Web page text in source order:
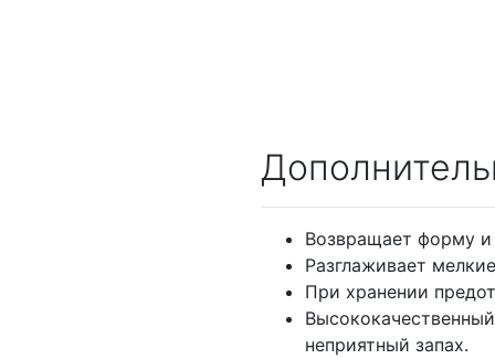
Возвращает форму
Разглаживает
При хранении
неприятный запах.